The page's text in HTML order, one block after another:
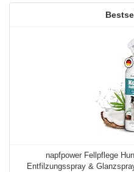
napfpower Fellpflege
Entfilzungsspray &